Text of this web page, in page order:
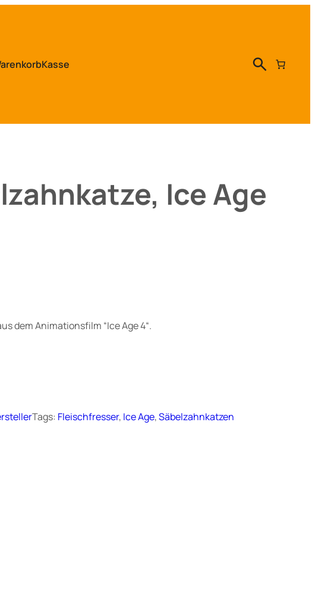
Kasse
Ice Age
dem Animationsfilm “Ice Age 4“.
Tags: Fleischfresser, Ice Age, Säbelzahnkatzen